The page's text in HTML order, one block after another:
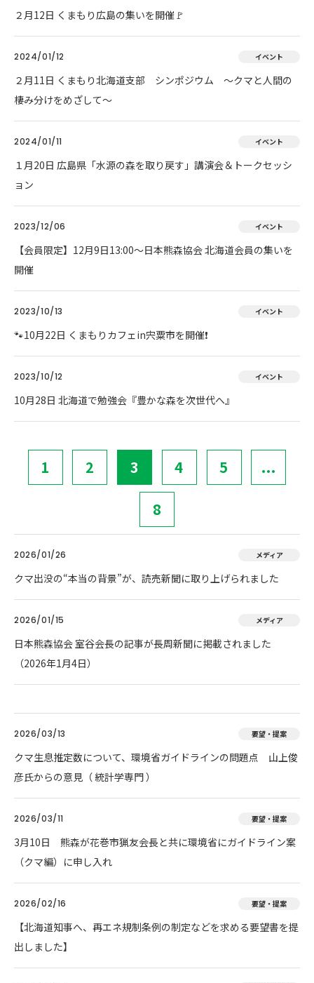
２月12日 くまもり広島の集いを開催🚩
2024/01/12 イベント
２月11日 くまもり北海道支部 シンポジウム ～クマと人間の
棲み分けをめざして～
2024/01/11 イベント
１月20日 広島県「水源の森を取り戻す」講演会＆トークセッシ
ョン
2023/12/06 イベント
【会員限定】12月9日13:00～日本熊森協会 北海道会員の集いを
開催
2023/10/13 イベント
🐾10月22日 くまもりカフェin宍粟市を開催❗
2023/10/12 イベント
10月28日 北海道で勉強会『豊かな森を次世代へ』
1 2 3 4 5 ...
8
2026/01/26 メディア
クマ出没の“本当の背景”が、読売新聞に取り上げられました
2026/01/15 メディア
日本熊森協会 室谷会長の記事が長周新聞に掲載されました
（2026年1月4日）
2026/03/13 要望・提案
クマ生息推定数について、環境省ガイドラインの問題点 山上俊
彦氏からの意見（ 統計学専門 ）
2026/03/11 要望・提案
3月10日 熊森が花巻市猟友会長と共に環境省にガイドライン案
（クマ編）に申し入れ
2026/02/16 要望・提案
【北海道知事へ、再エネ規制条例の制定などを求める要望書を提
出しました】